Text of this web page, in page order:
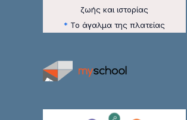
ζωής και ιστορίας
* Το άγαλμα της πλατείας